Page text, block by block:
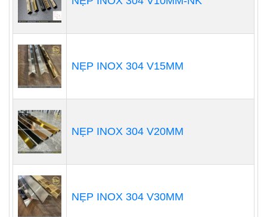
NẸP INOX 304 V15MM
NẸP INOX 304 V20MM
NẸP INOX 304 V30MM